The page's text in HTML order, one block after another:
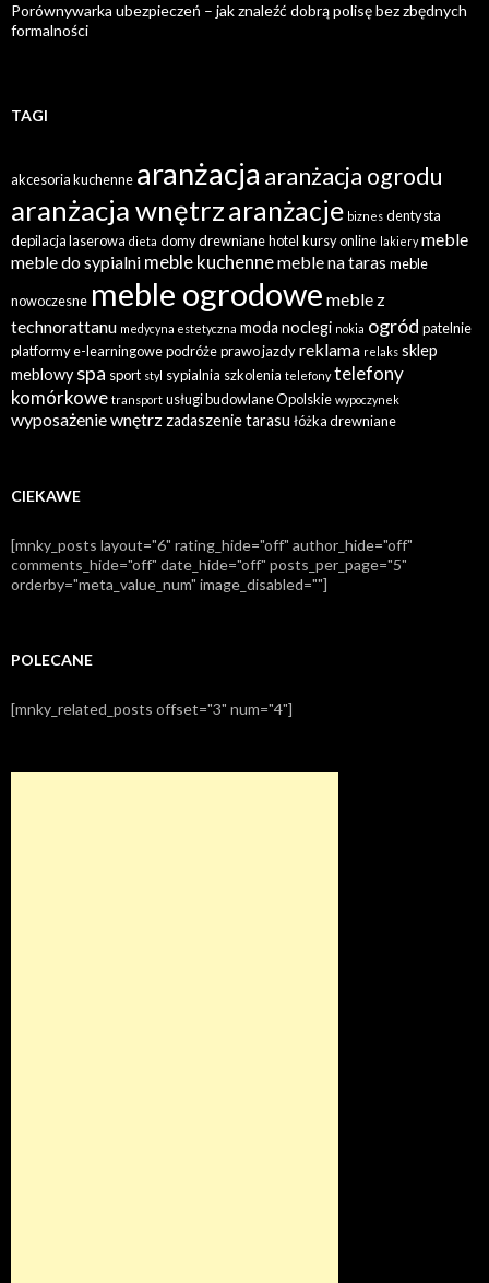
Porównywarka ubezpieczeń – jak znaleźć dobrą polisę bez zbędnych
formalności
TAGI
akcesoria kuchenne aranżacja aranżacja ogrodu
aranżacja wnętrzaranżacje biznes dentysta
depilacja laserowa dieta domy drewnianehotel kursy online lakiery meble
meble do sypialni meble kuchennemeble na taras meble
nowoczesne meble ogrodowe meble z
technorattanu medycyna estetyczna moda noclegi nokia ogród patelnie
platformy e-learningowepodróżeprawo jazdyreklama relaks sklep
meblowy spa sport styl sypialnia szkolenia telefony telefony
komórkowe transport usługi budowlane Opolskie wypoczynek
wyposażenie wnętrz zadaszenie tarasu łóżka drewniane
CIEKAWE
[mnky_posts layout="6" rating_hide="off" author_hide="off"
comments_hide="off" date_hide="off" posts_per_page="5"
orderby="meta_value_num" image_disabled=""]
POLECANE
[mnky_related_posts offset="3" num="4"]